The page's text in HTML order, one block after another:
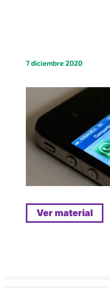
7 diciembre 2020
Ver material